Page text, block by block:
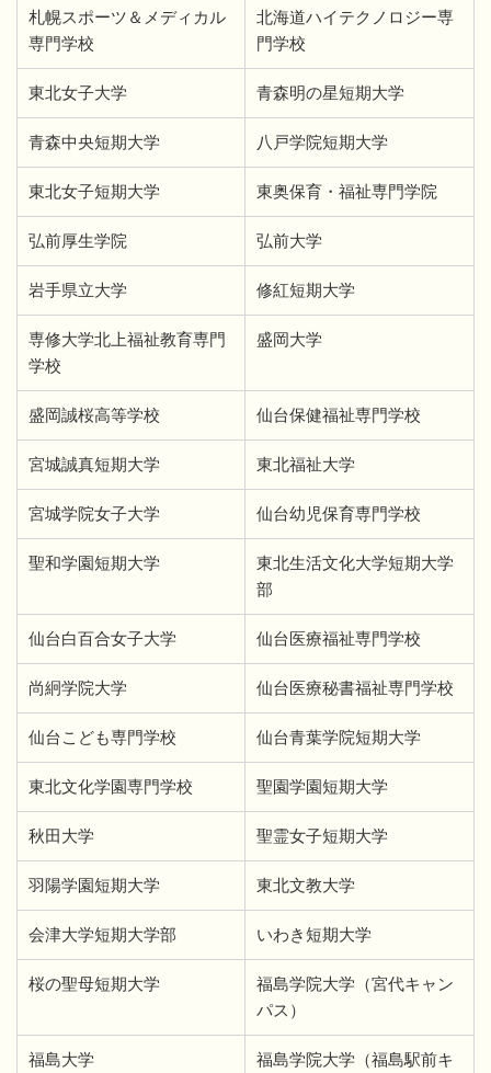
札幌スポーツ＆メディカル
専門学校
北海道ハイテクノロジー専
門学校
東北女子大学 青森明の星短期大学
青森中央短期大学 八戸学院短期大学
東北女子短期大学 東奥保育・福祉専門学院
弘前厚生学院 弘前大学
岩手県立大学 修紅短期大学
専修大学北上福祉教育専門
学校
盛岡大学
盛岡誠桜高等学校 仙台保健福祉専門学校
宮城誠真短期大学 東北福祉大学
宮城学院女子大学 仙台幼児保育専門学校
聖和学園短期大学
東北生活文化大学短期大学
部
仙台白百合女子大学 仙台医療福祉専門学校
尚絅学院大学 仙台医療秘書福祉専門学校
仙台こども専門学校 仙台青葉学院短期大学
東北文化学園専門学校 聖園学園短期大学
秋田大学 聖霊女子短期大学
羽陽学園短期大学 東北文教大学
会津大学短期大学部 いわき短期大学
桜の聖母短期大学
福島学院大学（宮代キャン
パス）
福島大学
福島学院大学（福島駅前キ